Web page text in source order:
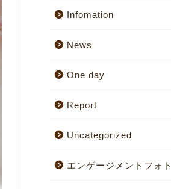
Infomation
News
One day
Report
Uncategorized
エンゲージメントフォト